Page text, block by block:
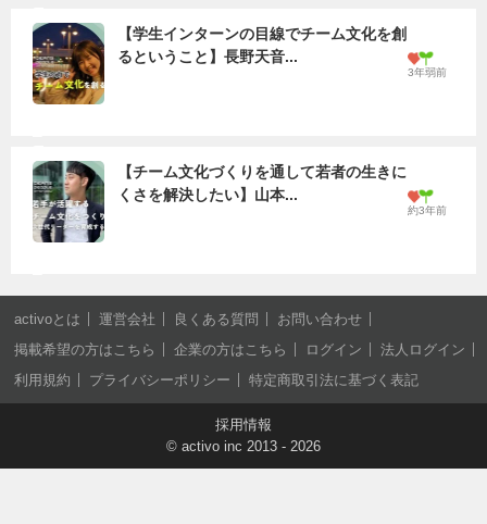
【学生インターンの目線でチーム文化を創
るということ】長野天音...
3年弱前
【チーム文化づくりを通して若者の生きに
くさを解決したい】山本...
約3年前
activoとは 運営会社 良くある質問
お問い合わせ
掲載希望の方はこちら
企業の方はこちら ログイン
法人ログイン
利用規約
プライバシーポリシー 特定商取引法に基づく表記
採用情報
© activo inc 2013 - 2026